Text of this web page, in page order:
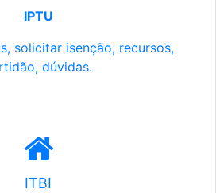
IPTU
solicitar isenção, recursos,
dúvidas.
ITBI